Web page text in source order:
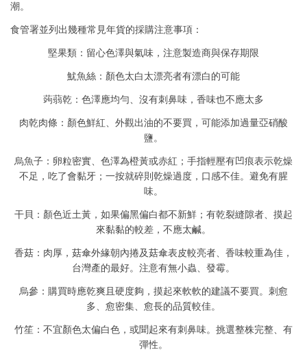
潮。
食管署並列出幾種常見年貨的採購注意事項：
堅果類：留心色澤與氣味，注意製造商與保存期限
魷魚絲：顏色太白太漂亮者有漂白的可能
蒟蒻乾：色澤應均勻、沒有刺鼻味，香味也不應太多
肉乾肉條：顏色鮮紅、外觀出油的不要買，可能添加過量亞硝酸
鹽。
烏魚子：卵粒密實、色澤為橙黃或赤紅；手指輕壓有凹痕表示乾燥
不足，吃了會黏牙；一按就碎則乾燥過度，口感不佳。避免有腥
味。
干貝：顏色近土黃，如果偏黑偏白都不新鮮；有乾裂縫隙者、摸起
來黏黏的較差，不應太鹹。
香菇：肉厚，菇傘外緣朝內捲及菇傘表皮較亮者、香味較重為佳，
台灣產的最好。注意有無小蟲、發霉。
烏參：購買時應乾爽且硬度夠，摸起來軟軟的建議不要買。刺愈
多、愈密集、愈長的品質較佳。
竹笙：不宜顏色太偏白色，或聞起來有刺鼻味。挑選整株完整、有
彈性。